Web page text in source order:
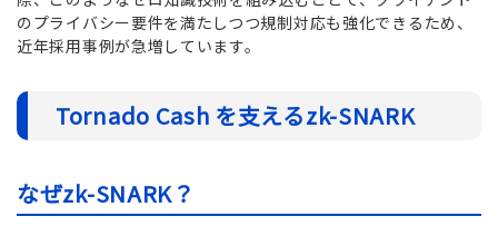
のプライバシー要件を満たしつつ規制対応も強化できるため、
近年採用事例が急増しています。
Tornado Cash を支えるzk-SNARK
なぜzk-SNARK？